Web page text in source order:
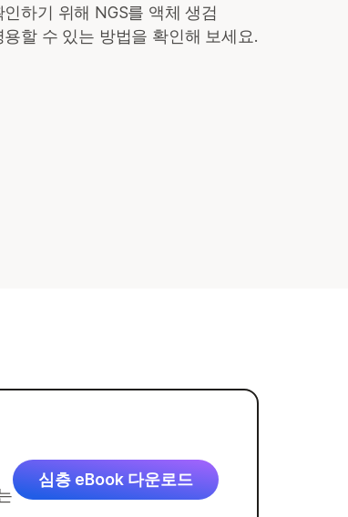
하기 위해 NGS를 액체 생검
용할 수 있는 방법을 확인해 보세요.
심층 eBook 다운로드